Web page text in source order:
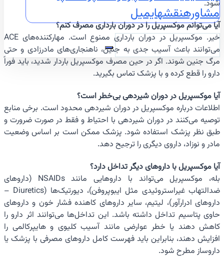
مشاورهنقشهایمیل
شود.
آیا می‌توانم موکسپریل را در دوران بارداری مصرف کنم؟
خیر. موکسپریل در دوران بارداری ممنوع است. مهارکننده‌های ACE
می‌توانند باعث آسیب جدی به جنین، ناهنجاری‌های مادرزادی و حتی
مرگ جنین شوند. اگر در حین مصرف موکسپریل باردار شدید، باید فوراً
دارو را قطع کرده و با پزشک تماس بگیرید.
آیا موکسپریل در دوران شیردهی بی‌خطر است؟
اطلاعات درباره موکسپریل در دوران شیردهی محدود است. برخی منابع
توصیه می‌کنند در دوران شیردهی با احتیاط و فقط در صورت ضرورت و
طبق نظر پزشک استفاده شود. پزشک ممکن است بر اساس وضعیت
مادر و نوزاد، داروی دیگری را ترجیح دهد.
آیا موکسپریل با داروهای دیگر تداخل دارد؟
بله، موکسپریل می‌تواند با داروهایی مانند NSAIDs (داروهای
ضدالتهاب غیراستروئیدی مثل ایبوپروفن)، دیورتیک‌ها (Diuretics –
داروهای ادرارآور)، لیتیم، سایر داروهای کاهنده فشار خون و داروهای
حاوی پتاسیم تداخل داشته باشد. این تداخل‌ها می‌توانند اثر دارو را
کاهش دهند یا خطر عوارضی مانند آسیب کلیوی و هایپرکالمی را
افزایش دهند، بنابراین باید فهرست کامل داروهای مصرفی با پزشک یا
داروساز مطرح شود.